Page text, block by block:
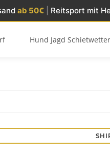
ab 50€ Reitsport mit
Hund Jagd Schietwetter